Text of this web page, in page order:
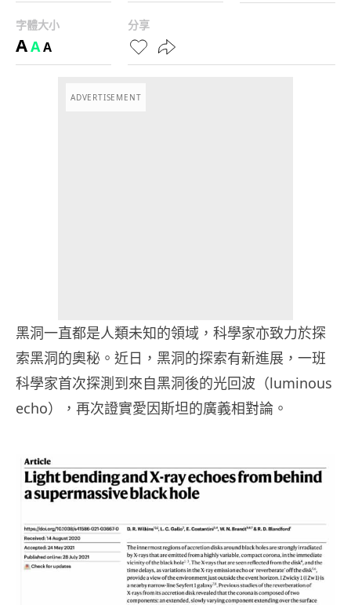
字體大小
AAA
分享
ADVERTISEMENT
黑洞一直都是人類未知的領域，科學家亦致力於探
索黑洞的奧秘。近日，黑洞的探索有新進展，一班
科學家首次探測到來自黑洞​​後的光回波（luminous
echo），再次證實愛因斯坦的廣義相對論。